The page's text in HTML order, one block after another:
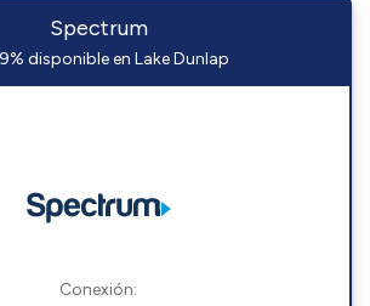
Spectrum
disponible en Lake Dunlap
Conexión: